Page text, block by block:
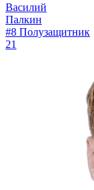
Василий
Палкин
#8 Полузащитник
21